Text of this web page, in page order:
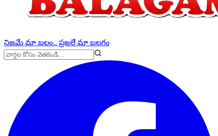
నిజమే మా బలం.. ప్రజలే మా బలగం